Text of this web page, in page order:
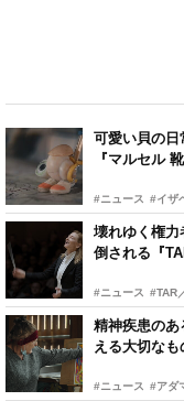
可愛い貝の
『マルセル
#ニュース #イザ
壊れゆく権力
倒される『
#ニュース #TAR
精神疾患のあ
える大切なも
#ニュース #アダ